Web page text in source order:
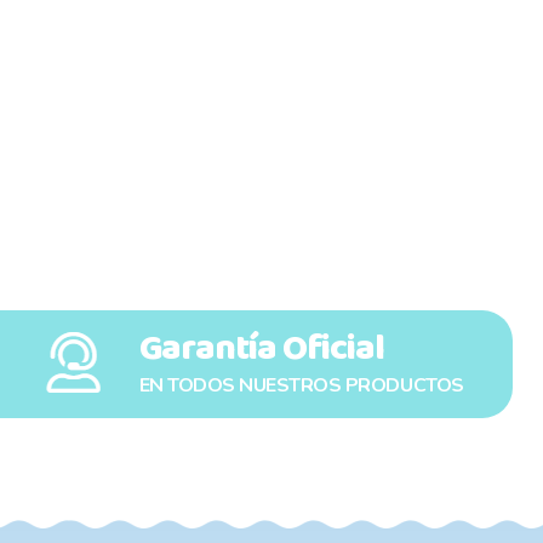
Garantía Oficial
EN TODOS NUESTROS PRODUCTOS